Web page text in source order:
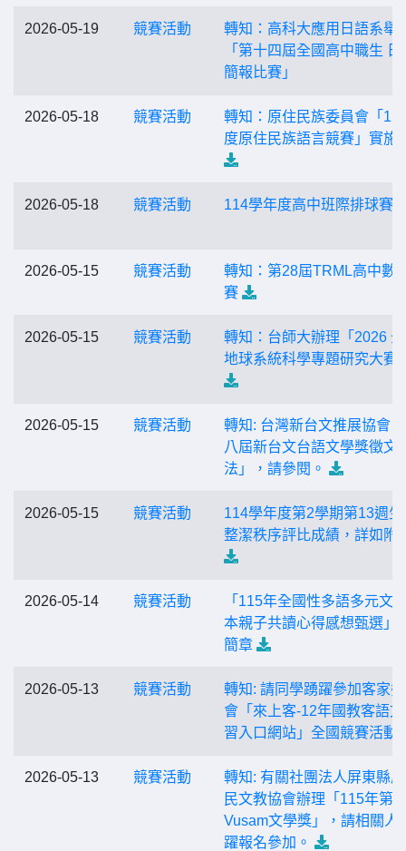
2026-05-19 競賽活動
轉知：高科大應用日語系舉
「第十四屆全國高中職生 日
簡報比賽」
2026-05-18 競賽活動
轉知：原住民族委員會「
度原住民族語言競賽」實施
2026-05-18 競賽活動 114學年度高中班際排球賽
2026-05-15 競賽活動
轉知：第28屆TRML高中數
賽
2026-05-15 競賽活動
轉知：台師大辦理「2026
地球系統科學專題研究大賽
2026-05-15 競賽活動
轉知: 台灣新台文推展協會
八屆新台文台語文學獎徵文
法」，請參閱。
2026-05-15 競賽活動
114學年度第2學期第13週生
整潔秩序評比成績，詳如附
2026-05-14 競賽活動
「115年全國性多語多元文
本親子共讀心得感想甄選」
簡章
2026-05-13 競賽活動
轉知: 請同學踴躍參加客家
會「來上客-12年國教客語
習入口網站」全國競賽活動
2026-05-13 競賽活動
轉知: 有關社團法人屏東縣
民文教協會辦理「115年第
Vusam文學獎」，請相關人
躍報名參加。